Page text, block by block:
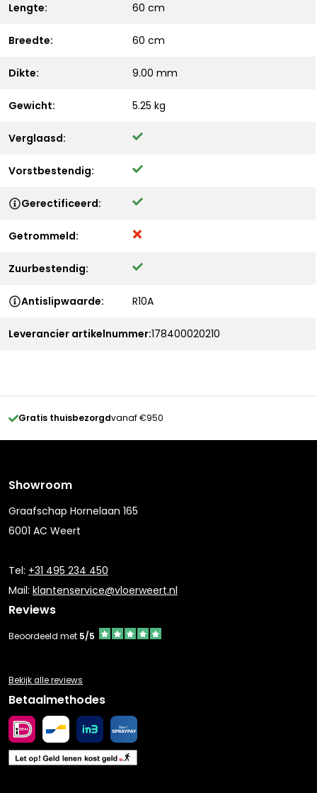
Lengte: 60 cm
Breedte: 60 cm
Dikte: 9.00 mm
Gewicht: 5.25 kg
Verglaasd:
Vorstbestendig:
Gerectificeerd:
Getrommeld:
Zuurbestendig:
Antislipwaarde: R10A
Leverancier artikelnummer:178400020210
Gratis thuisbezorgdvanaf €950
Showroom
Graafschap Hornelaan 165
6001 AC Weert
Tel: +31 495 234 450
Mail: klantenservice@vloerweert.nl
Reviews
Beoordeeld met 5/5
Bekijk alle reviews
Betaalmethodes